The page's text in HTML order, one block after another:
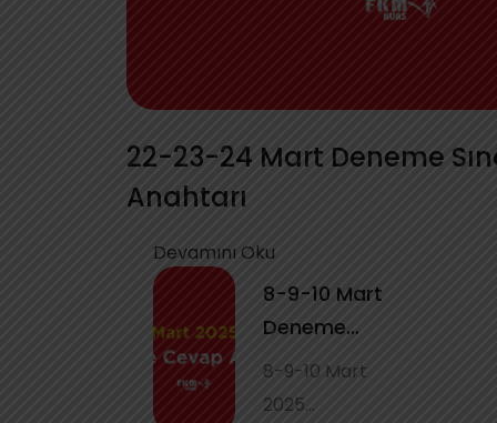
22-23-24 Mart Deneme
Anahtarı
Devamını Oku
8-9-10 Mart
Deneme
Sınavları
Cevap
8-9-10 Mart
2025